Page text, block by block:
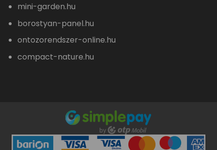
mini-garden.hu
borostyan-panel.hu
ontozorendszer-online.hu
compact-nature.hu